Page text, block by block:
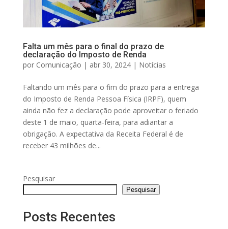
Falta um mês para o final do prazo de
declaração do Imposto de Renda
por Comunicação | abr 30, 2024| Notícias
Faltando um mês para o fim do prazo para a entrega
do Imposto de Renda Pessoa Física (IRPF), quem
ainda não fez a declaração pode aproveitar o feriado
deste 1 de maio, quarta-feira, para adiantar a
obrigação. A expectativa da Receita Federal é de
receber 43 milhões de...
Pesquisar
Pesquisar
Posts Recentes